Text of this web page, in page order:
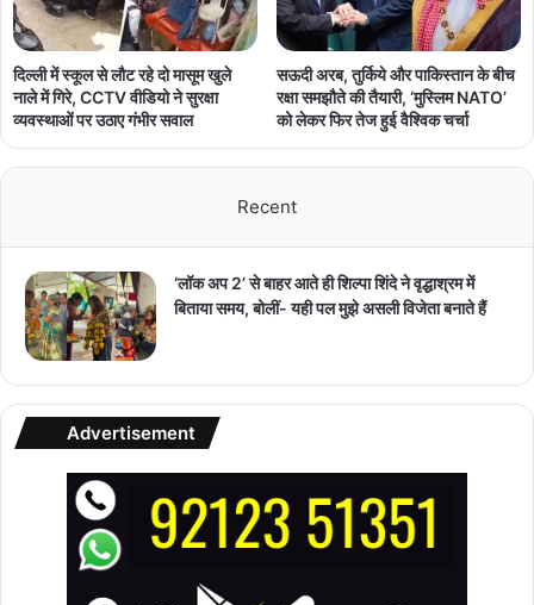
दिल्ली में स्कूल से लौट रहे दो मासूम खुले
नाले में गिरे, CCTV वीडियो ने सुरक्षा
व्यवस्थाओं पर उठाए गंभीर सवाल
सऊदी अरब, तुर्किये और पाकिस्तान के बीच
रक्षा समझौते की तैयारी, ‘मुस्लिम NATO’
को लेकर फिर तेज हुई वैश्विक चर्चा
Recent
‘लॉक अप 2’ से बाहर आते ही शिल्पा शिंदे ने वृद्धाश्रम में
बिताया समय, बोलीं- यही पल मुझे असली विजेता बनाते हैं
Advertisement